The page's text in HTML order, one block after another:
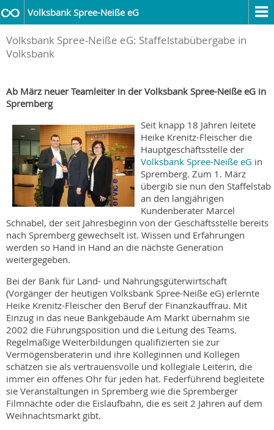
Volksbank Spree-Neiße eG
Volksbank Spree-Neiße eG: Staffelstabübergabe in
Volksbank
Ab März neuer Teamleiter in der Volksbank Spree-Neiße eG in
Spremberg
Seit knapp 18 Jahren leitete
Heike Krenitz-Fleischer die
Hauptgeschäftsstelle der
Volksbank Spree-Neiße eG in
Spremberg. Zum 1. März
übergib sie nun den Staffelstab
an den langjährigen
Kundenberater Marcel
Schnabel, der seit Jahresbeginn von der Geschäftsstelle bereits
nach Spremberg gewechselt ist. Wissen und Erfahrungen
werden so Hand in Hand an die nächste Generation
weitergegeben.
Bei der Bank für Land- und Nahrungsgüterwirtschaft
(Vorgänger der heutigen Volksbank Spree-Neiße eG) erlernte
Heike Krenitz-Fleischer den Beruf der Finanzkauffrau. Mit
Einzug in das neue Bankgebäude Am Markt übernahm sie
2002 die Führungsposition und die Leitung des Teams.
Regelmäßige Weiterbildungen qualifizierten sie zur
Vermögensberaterin und ihre Kolleginnen und Kollegen
schätzen sie als vertrauensvolle und kollegiale Leiterin, die
immer ein offenes Ohr für jeden hat. Federführend begleitete
sie Veranstaltungen in Spremberg wie die Spremberger
Filmnächte oder die Eislaufbahn, die es seit 2 Jahren auf dem
Weihnachtsmarkt gibt.